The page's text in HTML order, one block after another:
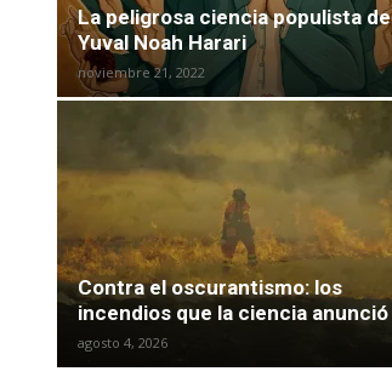
La peligrosa ciencia populista de
Yuval Noah Harari
noviembre 21, 2022
Contra el oscurantismo: los
incendios que la ciencia anunció
agosto 4, 2026